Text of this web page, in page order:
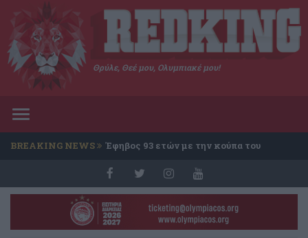
Θρύλε, Θεέ μου, Ολυμπιακέ μου!
Toggle
BREAKING NEWS Έφηβος 93 ετών με την κούπα του